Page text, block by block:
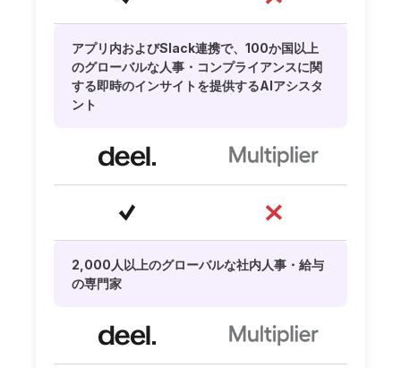
アプリ内およびSlack連携で、100か国以上
のグローバルな人事・コンプライアンスに関
する即時のインサイトを提供するAIアシスタ
ント
2,000人以上のグローバルな社内人事・給与
の専門家